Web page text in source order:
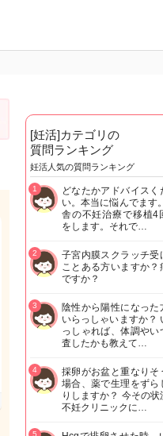
[妊活]カテゴリの
質問ランキング
妊活人気の質問ランキング
どなたかアドバイスく
い。本当に悩んでます
舎の不妊治療で移植4
をします。それで…
1
子宮内膜スクラッチ受
ことある方いますか？
ですか？
2
陰性から陽性になった
いらっしゃいますか？
っしゃれば、体調やい
査したかも教えて…
3
採卵がお盆と重なりそ
場合、薬で生理をずら
りしますか？ 今その状
不妊クリニックに…
4
5